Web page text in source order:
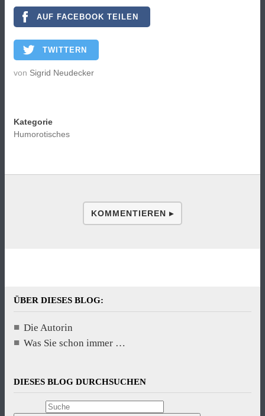
AUF FACEBOOK TEILEN
TWITTERN
von Sigrid Neudecker
Kategorie
Humorotisches
KOMMENTIEREN ▸
ÜBER DIESES BLOG:
Die Autorin
Was Sie schon immer …
DIESES BLOG DURCHSUCHEN